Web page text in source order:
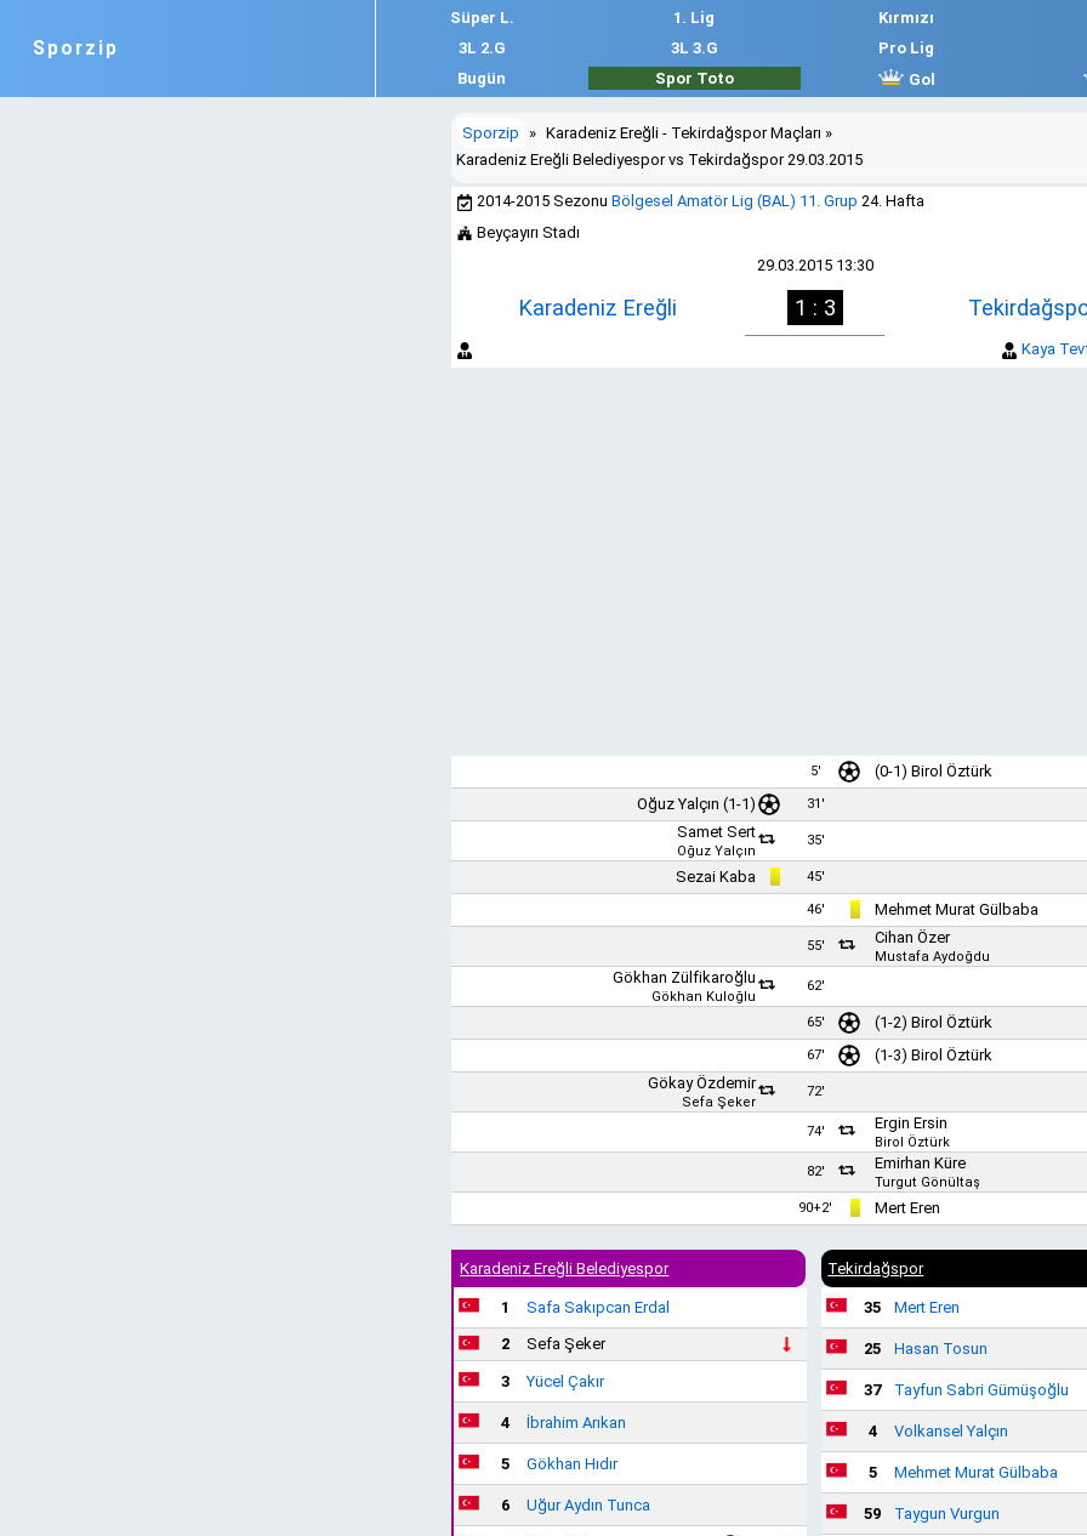
Sporzip
Süper L. 1. Lig
Kırmızı
3L 2.G
3L 3.G
Pro Lig
Bugün
Spor Toto Gol
Sporzip » Karadeniz Ereğli - Tekirdağspor Maçları »
Karadeniz Ereğli Belediyespor vs Tekirdağspor 29.03.2015
2014-2015 Sezonu Bölgesel Amatör Lig (BAL) 11. Grup 24. Hafta
Beyçayırı Stadı
29.03.2015 13:30
Karadeniz Ereğli 1 : 3
Kaya
5' (0-1) Birol Öztürk
Oğuz Yalçın (1-1) 31'
Samet Sert
Oğuz Yalçın
35'
Sezai Kaba 45'
46' Mehmet Murat Gülbaba
55' Cihan Özer
Mustafa Aydoğdu
Gökhan Zülfikaroğlu
Gökhan Kuloğlu
62'
65' (1-2) Birol Öztürk
67' (1-3) Birol Öztürk
Gökay Özdemir
Sefa Şeker
72'
74' Ergin Ersin
Birol Öztürk
82'
Emirhan Küre
Turgut Gönültaş
90+2'
Mert Eren
Karadeniz Ereğli Belediyespor
1
Safa Sakıpcan Erdal
2
Sefa Şeker
3 Yücel Çakır
4 İbrahim Arıkan
5 Gökhan Hıdır
6 Uğur Aydın Tunca
Tekirdağspor
35 Mert Eren
25 Hasan Tosun
37 Tayfun Sabri Gümüşoğlu
4 Volkansel Yalçın
5 Mehmet Murat Gülbaba
59 Taygun Vurgun